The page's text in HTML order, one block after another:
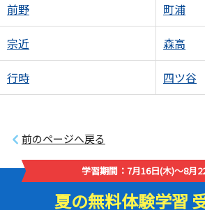
前野 町浦
宗近 森高
行時 四ツ谷
前のページへ戻る
学習期間：7月16日(木)～8月
夏の無料体験学習